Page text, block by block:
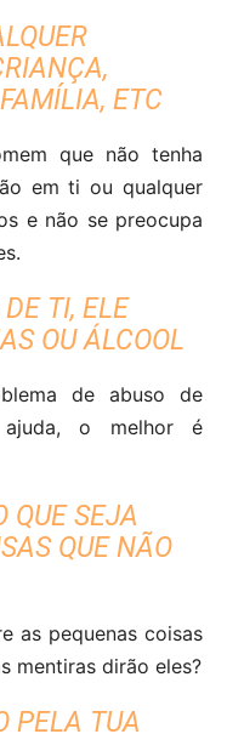
ETC
que não tenha
em ti ou qualquer
e não se preocupa
TI, ELE
OU ÁLCOOL
de abuso de
ajuda, o melhor é
QUE SEJA
QUE NÃO
as pequenas coisas
mentiras dirão eles?
PELA TUA